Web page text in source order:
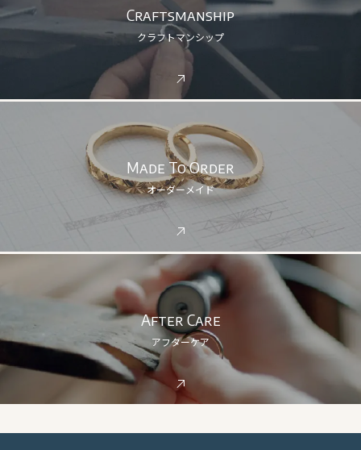
Craftsmanship
クラフトマンシップ
Made To Order
オーダーメイド
After Care
アフターケア